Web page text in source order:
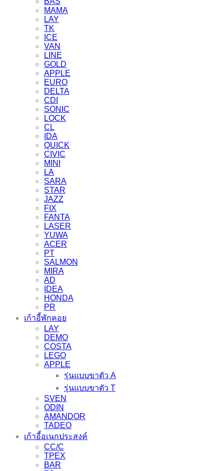
MAMA
LAY
TK
ICE
VAN
LINE
GOLD
APPLE
EURO
DELTA
CDI
SONIC
LOCK
CL
IDA
QUICK
CIVIC
MINI
LA
SARA
STAR
JAZZ
FIX
FANTA
LASER
YUWA
ACER
PT
SALMON
MIRA
AD
IDEA
HONDA
PR
เก้าอี้พักคอย
LAY
DEMO
COSTA
LEGO
APPLE
รุ่นแบบขาตัว A
รุ่นแบบขาตัว T
SVEN
ODIN
AMANDOR
TADEO
เก้าอี้อเนกประสงค์
CC/C
TPEX
BAR